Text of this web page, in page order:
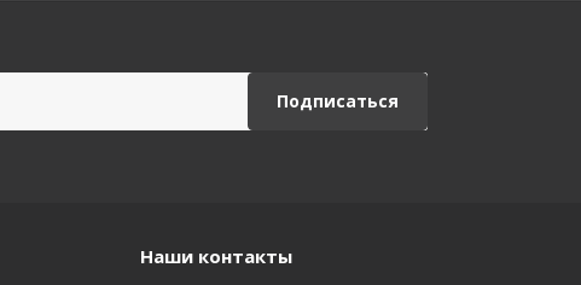
Наши контакты